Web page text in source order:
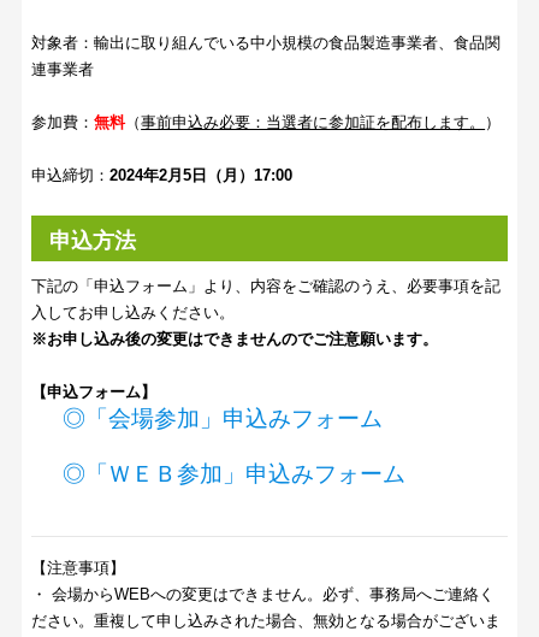
対象者：輸出に取り組んでいる中小規模の食品製造事業者、食品関
連事業者
参加費：無料（事前申込み必要：当選者に参加証を配布します。 ）
申込締切：2024年2月5日（月）17:00
申込方法
下記の「申込フォーム」より、内容をご確認のうえ、必要事項を記
入してお申し込みください。
※お申し込み後の変更はできませんのでご注意願います。
【申込フォーム】
◎「会場参加」申込みフォーム
◎「ＷＥＢ参加」申込みフォーム
【注意事項】
・ 会場からWEBへの変更はできません。必ず、事務局へご連絡く
ださい。重複して申し込みされた場合、無効となる場合がございま